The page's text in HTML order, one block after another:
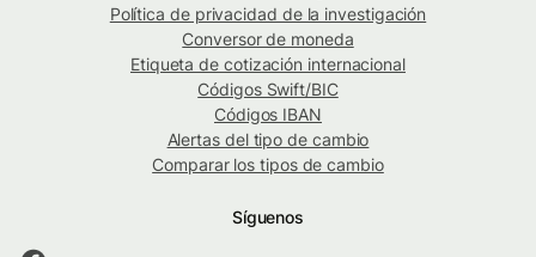
Política de privacidad de la investigación
Conversor de moneda
Etiqueta de cotización internacional
Códigos Swift/BIC
Códigos IBAN
Alertas del tipo de cambio
Comparar los tipos de cambio
Síguenos